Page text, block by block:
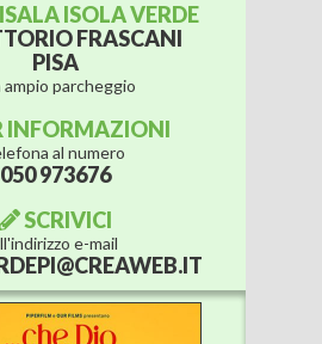
ISOLA VERDE
FRASCANI
PISA
ampio parcheggio
INFORMAZIONI
al numero
050 973676
SCRIVICI
e-mail